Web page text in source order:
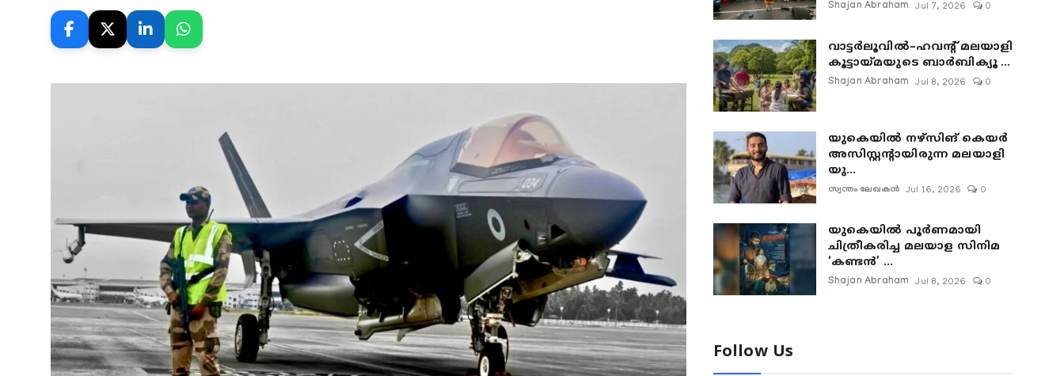
Health
Shajan Abraham Jul 7, 2026 0
വാട്ടർലൂവിൽ–ഹവന്റ് മലയാളി
കൂട്ടായ്മയുടെ ബാർബിക്യൂ ...
Shajan Abraham Jul 8, 2026 0
യുകെയിൽ നഴ്സിങ് കെയർ
അസിസ്റ്റന്റായിരുന്ന മലയാളി
യു...
സ്വന്തം ലേഖകൻ Jul 16, 2026 0
യുകെയിൽ പൂർണമായി
ചിത്രീകരിച്ച മലയാള സിനിമ
‘കണ്ടൻ’ ...
Shajan Abraham Jul 8, 2026 0
Follow Us